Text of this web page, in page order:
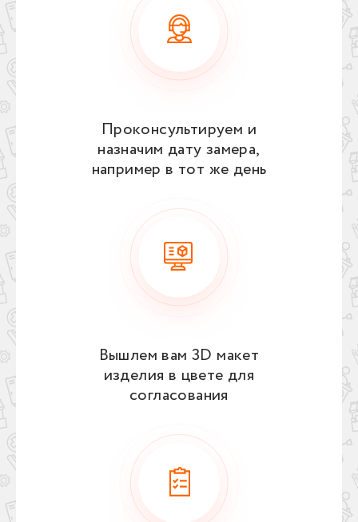
Проконсультируем и
назначим дату замера,
например в тот же день
Вышлем вам 3D макет
изделия в цвете для
согласования